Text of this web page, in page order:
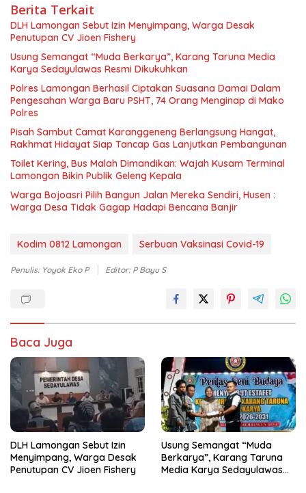
Berita Terkait
DLH Lamongan Sebut Izin Menyimpang, Warga Desak
Penutupan CV Jioen Fishery
Usung Semangat “Muda Berkarya”, Karang Taruna Media
Karya Sedayulawas Resmi Dikukuhkan
Polres Lamongan Berhasil Ciptakan Suasana Damai Dalam
Pengesahan Warga Baru PSHT, 74 Orang Menginap di Mako
Polres
Pisah Sambut Camat Karanggeneng Berlangsung Hangat,
Rakhmat Hidayat Siap Tancap Gas Lanjutkan Pembangunan
Toilet Kering, Bus Malah Dimandikan: Wajah Kusam Terminal
Lamongan Bikin Publik Geleng Kepala
Warga Bojoasri Pilih Bangun Jalan Mereka Sendiri, Husen :
Warga Desa Tidak Gagap Hadapi Bencana Banjir
Kodim 0812 Lamongan Serbuan Vaksinasi Covid-19
Penulis: Yoyok Eko P Editor: P Bayu S
Baca Juga
DLH Lamongan Sebut Izin
Menyimpang, Warga Desak
Penutupan CV Jioen Fishery
Usung Semangat “Muda
Berkarya”, Karang Taruna
Media Karya Sedayulawas